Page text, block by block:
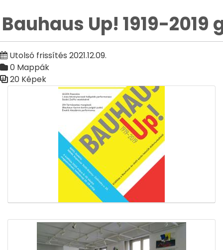
Bauhaus Up! 1919-2019
Utolsó frissítés 2021.12.09.
0 Mappák
20 Képek